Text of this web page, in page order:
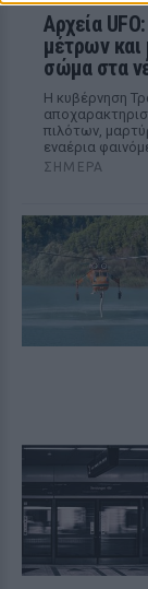
Αρχεία
μέτρων και
σώμα στα
Η κυβέρνηση
πιλότων,
εναέρια
ΣΉΜΕΡΑ